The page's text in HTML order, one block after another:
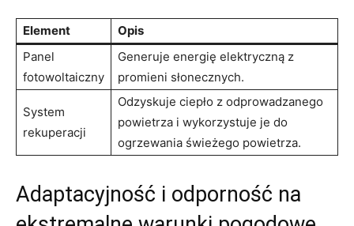
Element
Opis
Panel
fotowoltaiczny
Generuje energię elektryczną‍ z
promieni słonecznych.
System
rekuperacji
Odzyskuje ciepło z odprowadzanego
⁢powietrza i wykorzystuje ‌je do
‌ogrzewania świeżego powietrza.
Adaptacyjność i odporność na